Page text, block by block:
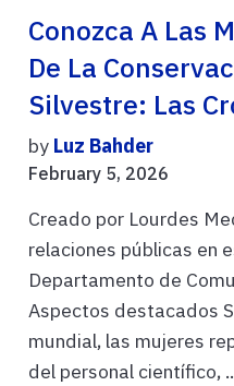
Conozca A Las
De La
Silvestre: Las
by Luz Bahder
February 5, 2026
Creado por Lourdes
relaciones públicas en
Departamento de
Aspectos destacados
mundial, las mujeres
del personal científico,